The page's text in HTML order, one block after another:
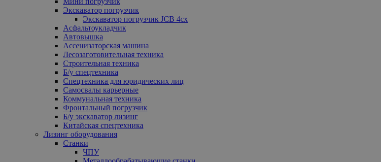
Экскаватор погрузчик
Экскаватор погрузчик JCB 4cx
Асфальтоукладчик
Автовышка
Ассенизаторская машина
Лесозаготовительная техника
Строительная техника
Б/у спецтехника
Спецтехника для юридических лиц
Самосвалы карьерные
Коммунальная техника
Фронтальный погрузчик
Б/у экскаватор лизинг
Китайская спецтехника
Лизинг оборудования
Станки
ЧПУ